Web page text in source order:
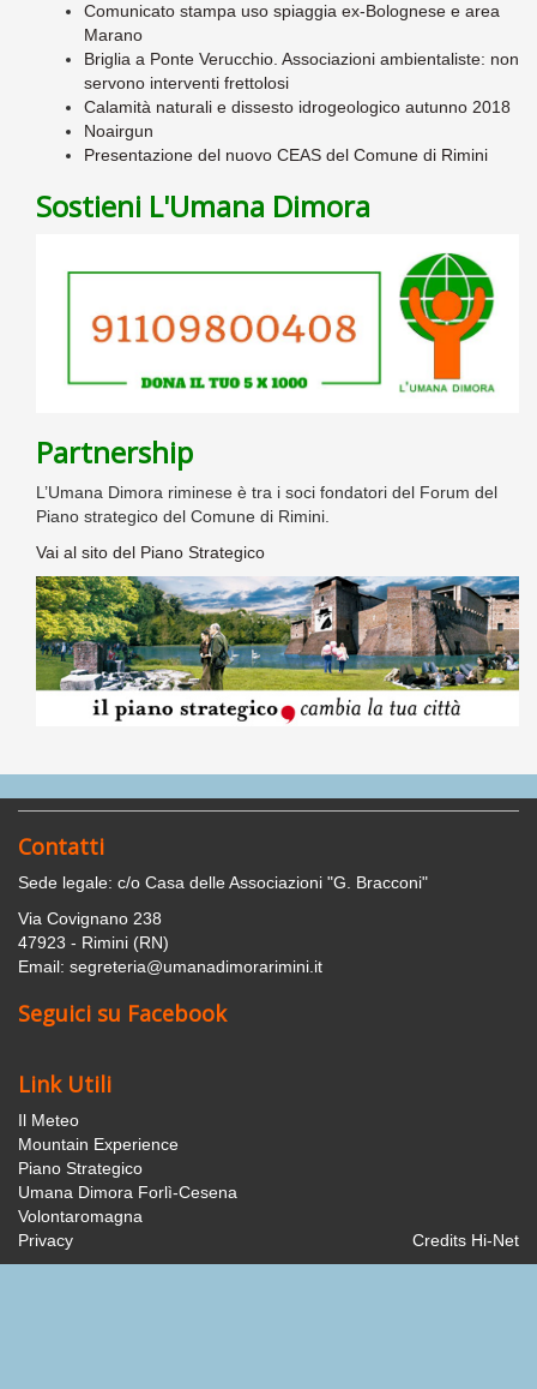
Comunicato stampa uso spiaggia ex-Bolognese e area
Marano
Briglia a Ponte Verucchio. Associazioni ambientaliste: non
servono interventi frettolosi
Calamità naturali e dissesto idrogeologico autunno 2018
Noairgun
Presentazione del nuovo CEAS del Comune di Rimini
Sostieni L'Umana Dimora
Partnership
L’Umana Dimora riminese è tra i soci fondatori del Forum del
Piano strategico del Comune di Rimini.
Vai al sito del Piano Strategico
Contatti
Sede legale: c/o Casa delle Associazioni "G. Bracconi"
Via Covignano 238
47923 - Rimini (RN)
Email: segreteria@umanadimorarimini.it
Seguici su Facebook
Link Utili
Il Meteo
Mountain Experience
Piano Strategico
Umana Dimora Forlì-Cesena
Volontaromagna
Credits Hi-Net
Privacy